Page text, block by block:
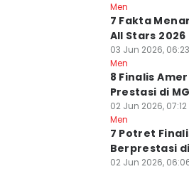
Men
7 Fakta
All Stars
03 Jun 2026,
Men
8 Finalis
Prestasi di
02 Jun 2026, 07:12
Men
7 Potret
Berprestasi
02 Jun 2026,